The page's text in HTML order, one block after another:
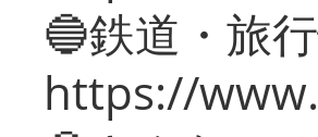
🔵鉄道・旅
https://